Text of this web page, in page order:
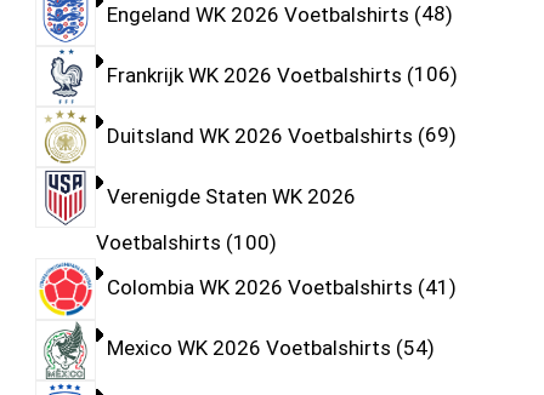
Engeland WK 2026 Voetbalshirts 48
Frankrijk WK 2026 Voetbalshirts 106
Duitsland WK 2026 Voetbalshirts 69
Verenigde Staten WK 2026
Voetbalshirts 100
Colombia WK 2026 Voetbalshirts 41
Mexico WK 2026 Voetbalshirts 54